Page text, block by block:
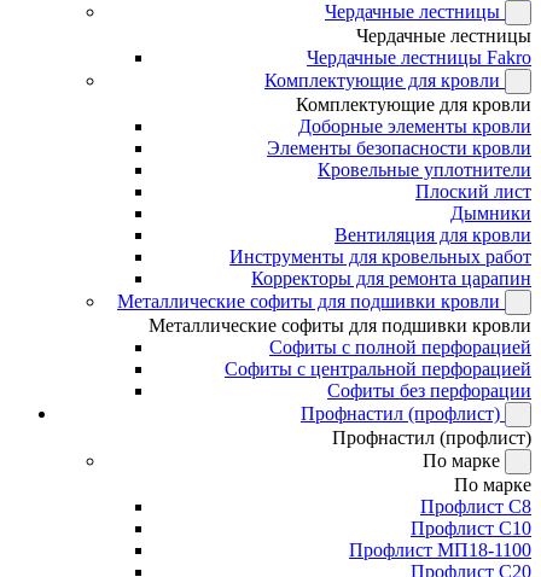
Чердачные лестницы
Чердачные лестницы
Чердачные лестницы Fakro
Комплектующие для кровли
Комплектующие для кровли
Доборные элементы кровли
Элементы безопасности кровли
Кровельные уплотнители
Плоский лист
Дымники
Вентиляция для кровли
Инструменты для кровельных работ
Корректоры для ремонта царапин
Металлические софиты для подшивки кровли
Металлические софиты для подшивки кровли
Софиты с полной перфорацией
Софиты с центральной перфорацией
Софиты без перфорации
Профнастил (профлист)
Профнастил (профлист)
По марке
По марке
Профлист С8
Профлист С10
Профлист МП18-1100
Профлист С20